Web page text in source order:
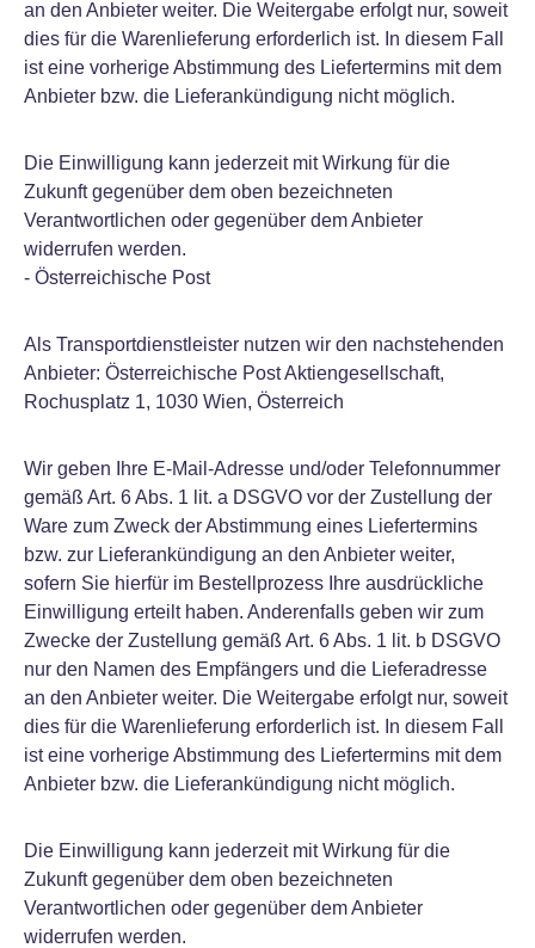
an den Anbieter weiter. Die Weitergabe erfolgt nur, soweit
dies für die Warenlieferung erforderlich ist. In diesem Fall
ist eine vorherige Abstimmung des Liefertermins mit dem
Anbieter bzw. die Lieferankündigung nicht möglich.
Die Einwilligung kann jederzeit mit Wirkung für die
Zukunft gegenüber dem oben bezeichneten
Verantwortlichen oder gegenüber dem Anbieter
widerrufen werden.
- Österreichische Post
Als Transportdienstleister nutzen wir den nachstehenden
Anbieter: Österreichische Post Aktiengesellschaft,
Rochusplatz 1, 1030 Wien, Österreich
Wir geben Ihre E-Mail-Adresse und/oder Telefonnummer
gemäß Art. 6 Abs. 1 lit. a DSGVO vor der Zustellung der
Ware zum Zweck der Abstimmung eines Liefertermins
bzw. zur Lieferankündigung an den Anbieter weiter,
sofern Sie hierfür im Bestellprozess Ihre ausdrückliche
Einwilligung erteilt haben. Anderenfalls geben wir zum
Zwecke der Zustellung gemäß Art. 6 Abs. 1 lit. b DSGVO
nur den Namen des Empfängers und die Lieferadresse
an den Anbieter weiter. Die Weitergabe erfolgt nur, soweit
dies für die Warenlieferung erforderlich ist. In diesem Fall
ist eine vorherige Abstimmung des Liefertermins mit dem
Anbieter bzw. die Lieferankündigung nicht möglich.
Die Einwilligung kann jederzeit mit Wirkung für die
Zukunft gegenüber dem oben bezeichneten
Verantwortlichen oder gegenüber dem Anbieter
widerrufen werden.